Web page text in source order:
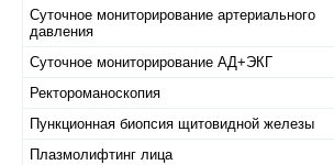
Суточное мониторирование артериального
давления
Суточное мониторирование АД+ЭКГ
Ректороманоскопия
Пункционная биопсия щитовидной железы
Плазмолифтинг лица